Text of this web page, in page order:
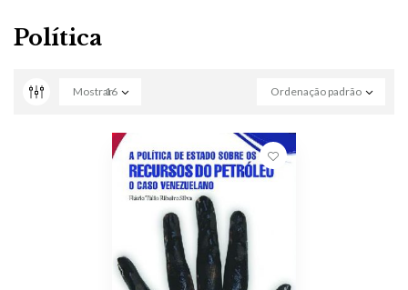
Política
Ordenação padrão
Mostrar16